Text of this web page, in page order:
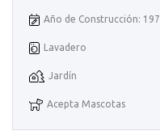
Año de Construcción:
Lavadero
Jardín
Acepta Mascotas